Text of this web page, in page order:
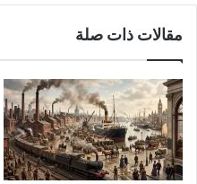
كثيرون هم المؤرخون
اختراع المنجنيق. هذا
القتال وكان حاسما في
والحروب. بدأاستخدام
القديمة في القرن الرابع
مقالات ذات صلة